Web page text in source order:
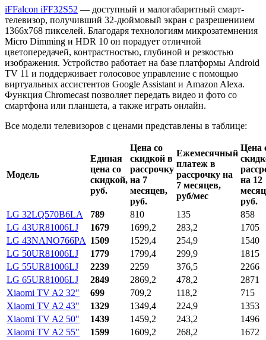
iFFalcon iFF32S52 — доступный и малогабаритный смарт-
телевизор, получивший 32-дюймовый экран с разрешениием
1366x768 пикселей. Благодаря технологиям микрозатемнения
Micro Dimming и HDR 10 он порадует отличной
цветопередачей, контрастностью, глубиной и резкостью
изображения. Устройство работает на базе платформы Android
TV 11 и поддерживает голосовое управление с помощью
виртуальных ассистентов Google Assistant и Amazon Alexa.
Функция Chromecast позволяет передать видео и фото со
смартфона или планшета, а также играть онлайн.
Все модели телевизоров с ценами представлены в таблице:
Модель
Единая
цена со
скидкой,
руб.
Цена со
скидкой в
рассрочку
на 7
месяцев,
руб.
Ежемесячный
платеж в
рассрочку на
7 месяцев,
руб/мес
Цена
на 12
руб.
LG 32LQ570B6LA
789 810 135
858
LG 43UR81006LJ
1679 1699,2 283,2
1705
LG 43NANO766PA 1509 1529,4 254,9
1540
LG 50UR81006LJ
1779 1799,4 299,9
1815
LG 55UR81006LJ
2239 2259 376,5
2266
LG 65UR81006LJ
2849 2869,2 478,2
2871
Xiaomi TV A2 32"
699 709,2 118,2
715
Xiaomi TV A2 43"
1329 1349,4 224,9
1353
Xiaomi TV A2 50"
1439 1459,2 243,2
1496
Xiaomi TV A2 55"
1599 1609,2 268,2
1672